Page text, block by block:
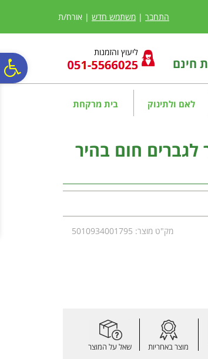
נגישות
אתר
המרכזי התחבר | משתמש חדש | אורח/ת
חינם
ליעוץ והזמנות
לאם ולתינוק בית מרקחת
חום בהיר
מק"ט מוצר: 5010934001795
מוצר באחריות שאל על המוצר